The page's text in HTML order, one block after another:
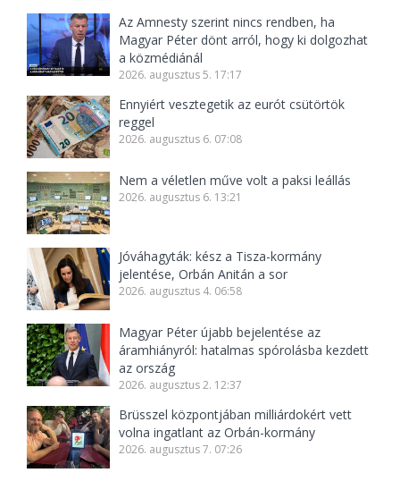
Az Amnesty szerint nincs rendben, ha
Magyar Péter dönt arról, hogy ki dolgozhat
a közmédiánál
2026. augusztus 5. 17:17
Ennyiért vesztegetik az eurót csütörtök
reggel
2026. augusztus 6. 07:08
Nem a véletlen műve volt a paksi leállás
2026. augusztus 6. 13:21
Jóváhagyták: kész a Tisza-kormány
jelentése, Orbán Anitán a sor
2026. augusztus 4. 06:58
Magyar Péter újabb bejelentése az
áramhiányról: hatalmas spórolásba kezdett
az ország
2026. augusztus 2. 12:37
Brüsszel központjában milliárdokért vett
volna ingatlant az Orbán-kormány
2026. augusztus 7. 07:26